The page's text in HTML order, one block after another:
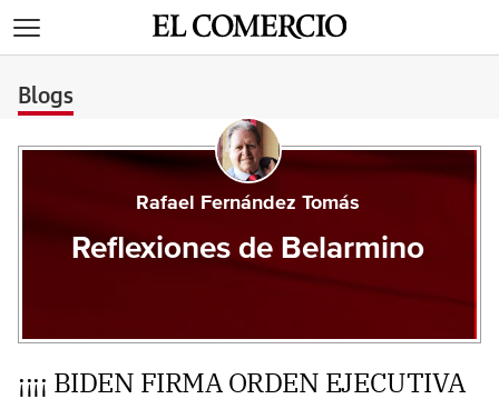
Blogs
Rafael Fernández Tomás
Reflexiones de Belarmino
¡¡¡¡ BIDEN FIRMA ORDEN EJECUTIVA